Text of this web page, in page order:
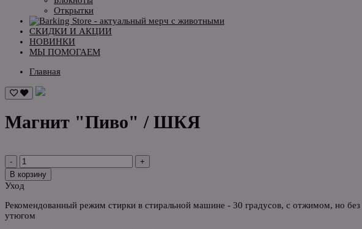
Открытки
СКИДКИ И АКЦИИ
НОВИНКИ
МЫ ПОМОГАЕМ
Главная
Магнит "Пиво" / ШКЯ
-
+
В корзину
Уход
Рекомендованный режим стирки в стиральной машине - 30 градусов, с отжимом, но
утюгом